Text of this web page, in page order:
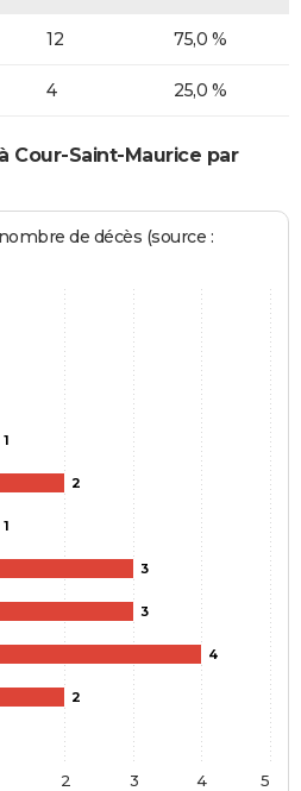
12 75,0 %
4 25,0 %
Cour-Saint-Maurice par
de décès (source :
1
2
1
3
3
4
2
2 3 4 5